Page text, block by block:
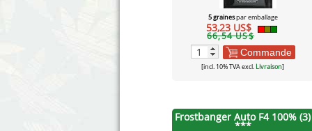
5 grainespar emballage
53,23 US$
66,54 US$
Commande
[incl. 10% TVA excl.Livraison]
Frostbanger Auto F4 100% (3)
***